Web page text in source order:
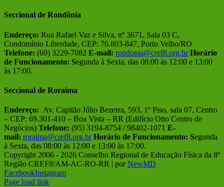
Seccional de Rondônia
Endereço: Rua Rafael Vaz e Silva, nº 3671, Sala 03 C,
Condomínio Liberdade, CEP: 76.803-847, Porto Velho/RO
Telefone: (69) 3229-7082 E-mail: rondonia@cref8.org.br Horário
de Funcionamento: Segunda à Sexta, das 08:00 às 12:00 e 13:00
às 17:00.
Seccional de Roraima
Endereço: Av. Capitão Júlio Bezerra, 593, 1º Piso, sala 07, Centro
– CEP: 69.301-410 – Boa Vista – RR (Edifício Otto Centro de
Negócios) Telefone: (95) 3194-8754 / 98402-1071 E-
mail: roraima@cref8.org.br Horário de Funcionamento: Segunda
à Sexta, das 08:00 às 12:00 e 13:00 às 17:00.
Copyright 2006 - 2026 Conselho Regional de Educação Física da 8ª
Região CREF8/AM-AC-RO-RR | porNewMD
FacebookInstagram
Page load link